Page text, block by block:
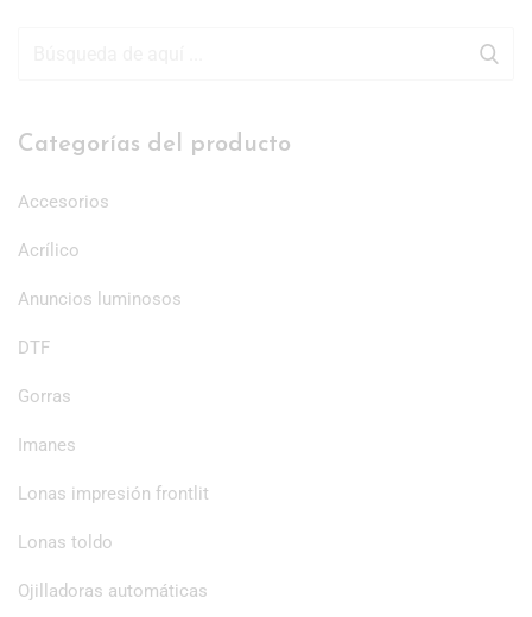
Categorías del producto
Accesorios
Acrílico
Anuncios luminosos
DTF
Gorras
Imanes
Lonas impresión frontlit
Lonas toldo
Ojilladoras automáticas